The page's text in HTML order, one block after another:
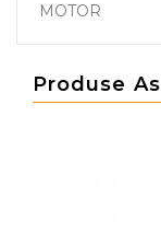
MOTOR
Produse